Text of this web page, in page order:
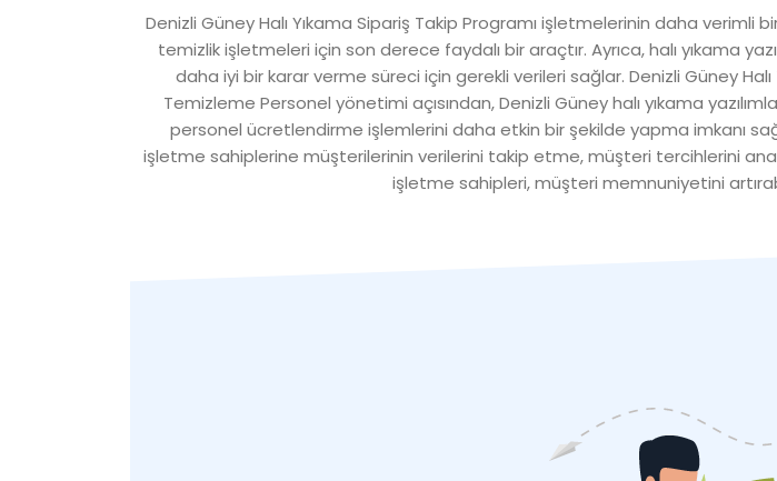
Denizli Güney Halı Yıkama Sipariş Takip Programı işletmelerinin daha verimli
temizlik işletmeleri için son derece faydalı bir araçtır. Ayrıca, halı yıkama
daha iyi bir karar verme süreci için gerekli verileri sağlar. Denizli Güney
Temizleme Personel yönetimi açısından, Denizli Güney halı yıkama
personel ücretlendirme işlemlerini daha etkin bir şekilde yapma imkanı
işletme sahiplerine müşterilerinin verilerini takip etme, müşteri tercihlerini
işletme sahipleri, müşteri memnuniyetini